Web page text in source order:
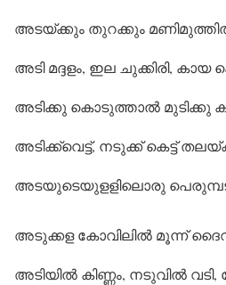
അടയ്ക്കും തുറക്കും
അടി മദ്ദളം, ഇല ചുക്കിരി, കായ
അടിക്കു കൊടുത്താല്‍ മുടിക്കു
അടിക്ക്‌വെട്ട്, നടുക്ക് കെട്ട്
അടയുടെയുളളിലൊരു
അടുക്കള കോവിലില്‍ മൂന്ന്
അടിയില്‍ കിണ്ണം, നടുവില്‍